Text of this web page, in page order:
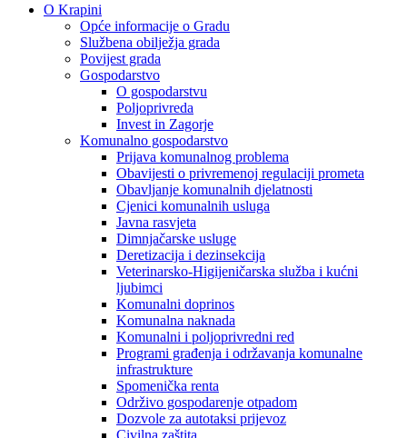
O Krapini
Opće informacije o Gradu
Službena obilježja grada
Povijest grada
Gospodarstvo
O gospodarstvu
Poljoprivreda
Invest in Zagorje
Komunalno gospodarstvo
Prijava komunalnog problema
Obavijesti o privremenoj regulaciji prometa
Obavljanje komunalnih djelatnosti
Cjenici komunalnih usluga
Javna rasvjeta
Dimnjačarske usluge
Deretizacija i dezinsekcija
Veterinarsko-Higijeničarska služba i kućni
ljubimci
Komunalni doprinos
Komunalna naknada
Komunalni i poljoprivredni red
Programi građenja i održavanja komunalne
infrastrukture
Spomenička renta
Održivo gospodarenje otpadom
Dozvole za autotaksi prijevoz
Civilna zaštita